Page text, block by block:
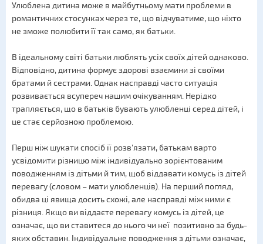
Улюблена дитина може в майбутньому мати проблеми в
романтичних стосунках через те, що відчуватиме, що ніхто
не зможе полюбити її так само, як батьки.
В ідеальному світі батьки люблять усіх своїх дітей однаково.
Відповідно, дитина формує здорові взаємини зі своїми
братами й сестрами. Однак насправді часто ситуація
розвивається всупереч нашим очікуванням. Нерідко
трапляється, що в батьків бувають улюбленці серед дітей, і
це стає серйозною проблемою.
Перш ніж шукати спосіб її розв'язати, батькам варто
усвідомити різницю між індивідуально зорієнтованим
поводженням із дітьми й тим, щоб віддавати комусь із дітей
перевагу (словом – мати улюбленців). На перший погляд,
обидва ці явища досить схожі, але насправді між ними є
різниця. Якщо ви віддаєте перевагу комусь із дітей, це
означає, що ви ставитеся до нього чи неї позитивно за будь-
яких обставин. Індивідуальне поводження з дітьми означає,